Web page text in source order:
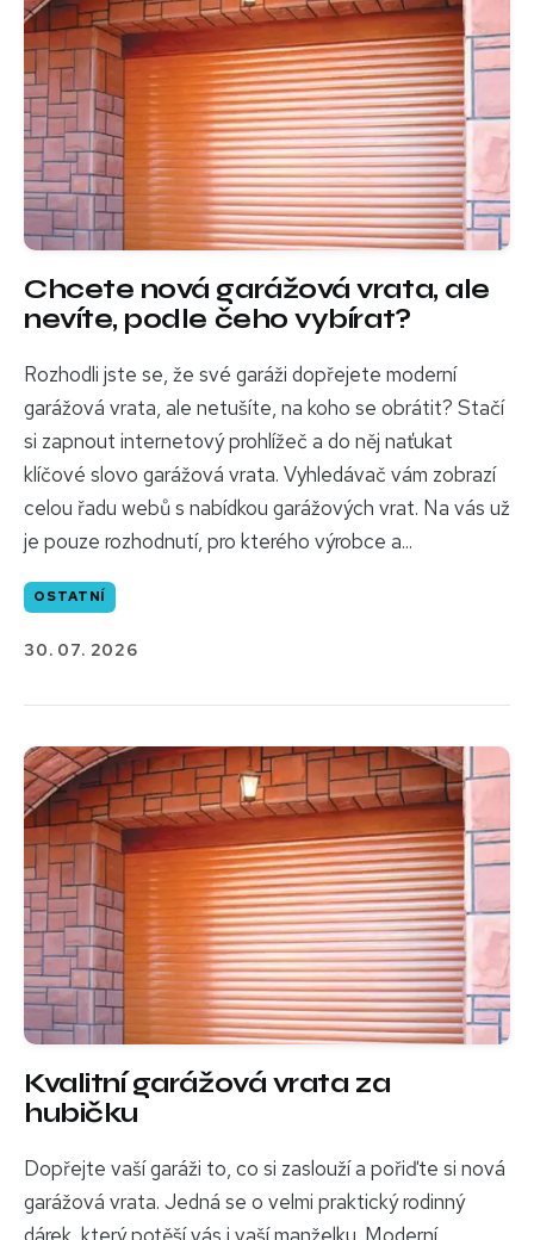
Chcete nová garážová vrata, ale
nevíte, podle čeho vybírat?
Rozhodli jste se, že své garáži dopřejete moderní
garážová vrata, ale netušíte, na koho se obrátit? Stačí
si zapnout internetový prohlížeč a do něj naťukat
klíčové slovo garážová vrata. Vyhledávač vám zobrazí
celou řadu webů s nabídkou garážových vrat. Na vás už
je pouze rozhodnutí, pro kterého výrobce a...
OSTATNÍ
30. 07. 2026
Kvalitní garážová vrata za
hubičku
Dopřejte vaší garáži to, co si zaslouží a pořiďte si nová
garážová vrata. Jedná se o velmi praktický rodinný